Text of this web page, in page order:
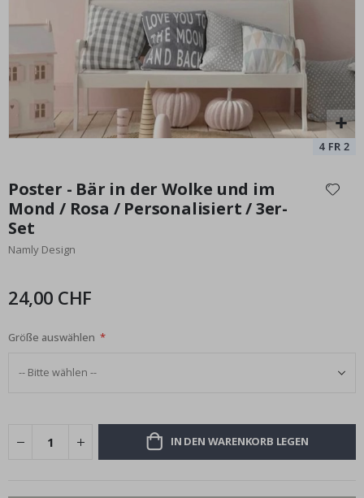
Price
der
Bildgalerie
springen
Poster - Bär in der Wolke und im
Mond / Rosa / Personalisiert / 3er-
Set
Namly Design
24,00 CHF
Größe auswählen
IN DEN WARENKORB LEGEN